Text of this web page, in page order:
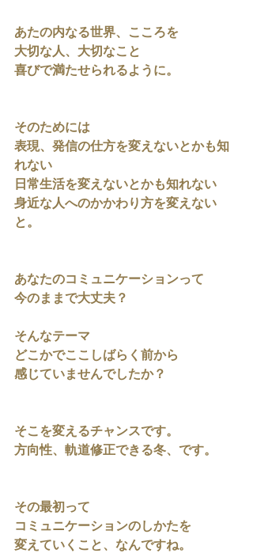
あたの内なる世界、こころを
大切な人、大切なこと
喜びで満たせられるように。
そのためには
表現、発信の仕方を変えないとかも知
れない
日常生活を変えないとかも知れない
身近な人へのかかわり方を変えない
と。
あなたのコミュニケーションって
今のままで大丈夫？
そんなテーマ
どこかでここしばらく前から
感じていませんでしたか？
そこを変えるチャンスです。
方向性、軌道修正できる冬、です。
その最初って
コミュニケーションのしかたを
変えていくこと、なんですね。